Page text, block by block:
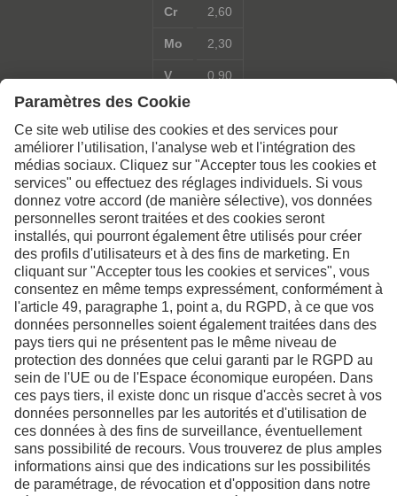
Cr
Mo
V
2,60
2,30
0,90
Contactez-nous pour de
plus amples informations
Nous contacter